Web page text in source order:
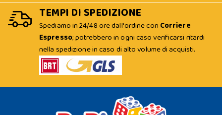
TEMPI DI SPEDIZIONE
Spediamo in 24/48 ore dall'ordine con Corriere
Espresso; potrebbero in ogni caso verificarsi ritardi
nella spedizione in caso di alto volume di acquisti.